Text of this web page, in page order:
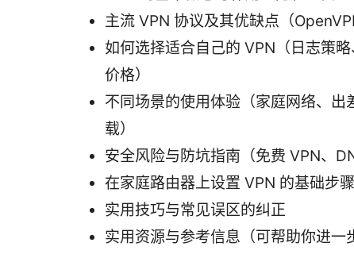
主流 VPN 协议及其优缺点（
如何选择适合自己的 VPN（日志策
价格）
不同场景的使用体验（家庭网络、
载）
安全风险与防坑指南（免费 VPN、
在家庭路由器上设置 VPN 的基础步骤
实用技巧与常见误区的纠正
实用资源与参考信息（可帮助你进一